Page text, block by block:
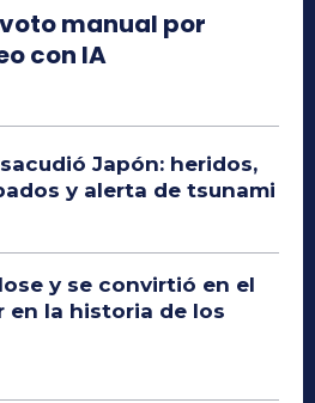
manual por
con IA
Japón: heridos,
y alerta de tsunami
y se convirtió en el
en la historia de los